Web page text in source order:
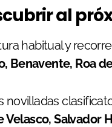
al
habitual y
Benavente, Roa
Velasco, Salvador